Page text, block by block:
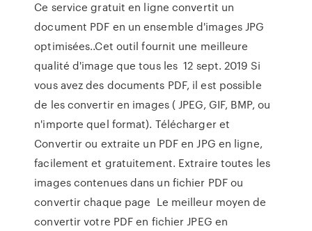
Ce service gratuit en ligne convertit un
document PDF en un ensemble d'images JPG
optimisées..Cet outil fournit une meilleure
qualité d'image que tous les 12 sept. 2019 Si
vous avez des documents PDF, il est possible
de les convertir en images ( JPEG, GIF, BMP, ou
n'importe quel format). Télécharger et
Convertir ou extraite un PDF en JPG en ligne,
facilement et gratuitement. Extraire toutes les
images contenues dans un fichier PDF ou
convertir chaque page Le meilleur moyen de
convertir votre PDF en fichier JPEG en